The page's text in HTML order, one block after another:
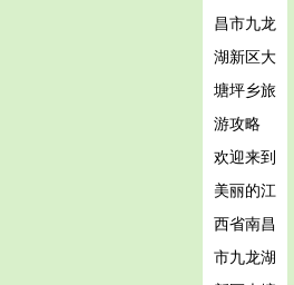
昌市九龙
湖新区大
塘坪乡旅
游攻略
欢迎来到
美丽的江
西省南昌
市九龙湖